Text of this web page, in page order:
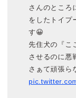
さんのところ
をしたトイ
す😀
先住犬の『
させるのに悪
さぁて頑張ら